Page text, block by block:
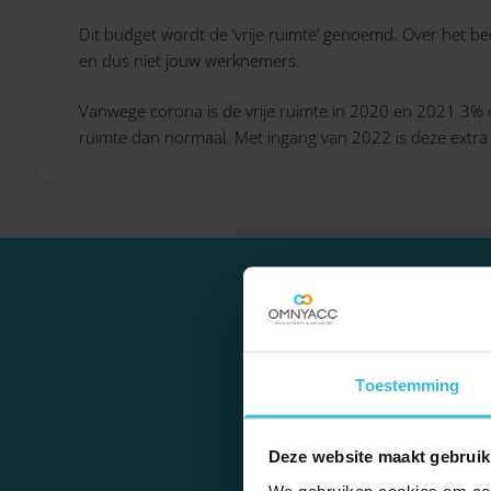
Toestemming
Deze website maakt
Dit budget wordt de ‘vrije ruimte’ genoemd. Over het
en dus niet jouw werknemers.
Vanwege corona is de vrije ruimte in 2020 en 2021
ruimte dan normaal. Met ingang van 2022 is deze
Over het bedrag dat